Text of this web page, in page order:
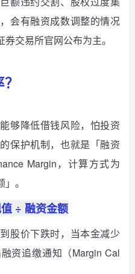
会有融资成数调整的情况
交易所官网公布为主。
够降低借钱风险，怕投资
保护机制，也就是「融资
Margin，计算方式为
。
÷ 融资金额
股价下跌时，当本金减少
资追缴通知（Margin Cal